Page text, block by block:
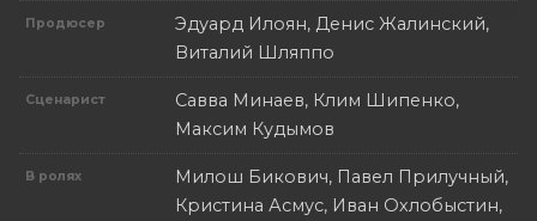
Продюсер
Эдуард Илоян, Денис Жалинский,
Виталий Шляппо
Сценарист
Савва Минаев, Клим Шипенко,
Максим Кудымов
В ролях
Милош Бикович, Павел Прилучный,
Кристина Асмус, Иван Охлобыстин,